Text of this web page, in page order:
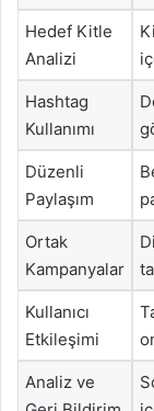
Hedef Kitle
Analizi
Hashtag
Kullanımı
Düzenli
Paylaşım
Ortak
Kampanyalar
Kullanıcı
Etkileşimi
Analiz ve